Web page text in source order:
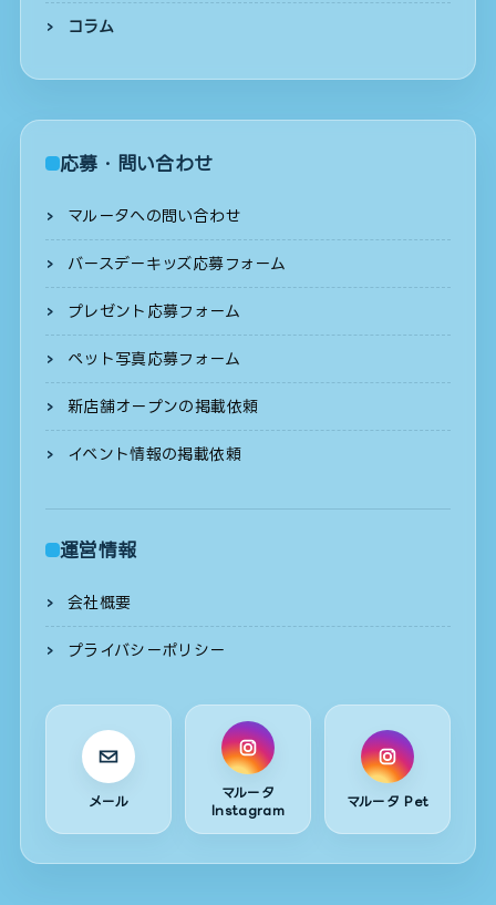
コラム
応募・問い合わせ
マルータへの問い合わせ
バースデーキッズ応募フォーム
プレゼント応募フォーム
ペット写真応募フォーム
新店舗オープンの掲載依頼
イベント情報の掲載依頼
運営情報
会社概要
プライバシーポリシー
メール
マルータ
Instagram
マルータ Pet